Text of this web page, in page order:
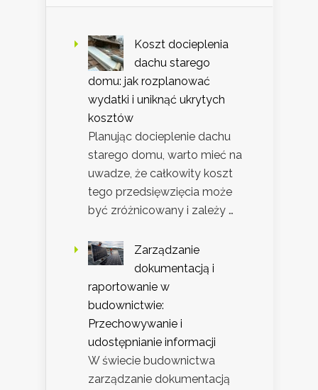
Koszt docieplenia
dachu starego
domu: jak rozplanować
wydatki i uniknąć ukrytych
kosztów
Planując docieplenie dachu
starego domu, warto mieć na
uwadze, że całkowity koszt
tego przedsięwzięcia może
być zróżnicowany i zależy …
Zarządzanie
dokumentacją i
raportowanie w
budownictwie:
Przechowywanie i
udostępnianie informacji
W świecie budownictwa
zarządzanie dokumentacją